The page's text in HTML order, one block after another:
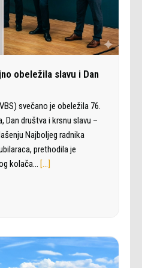
obeležila slavu i Dan
svečano je obeležila 76.
Dan društva i krsnu slavu –
Najboljeg radnika
prethodila je
kolača… […]